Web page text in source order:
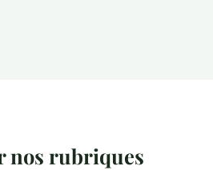
nos rubriques